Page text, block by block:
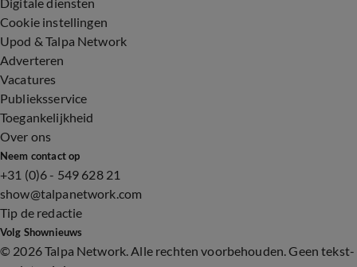
Cookie instellingen
Upod & Talpa Network
Adverteren
Vacatures
Publieksservice
Toegankelijkheid
Over ons
Neem contact op
+31 (0)6 - 549 628 21
show@talpanetwork.com
Tip de redactie
Volg Shownieuws
© 2026 Talpa Network. Alle rechten voorbehouden. Geen tekst-